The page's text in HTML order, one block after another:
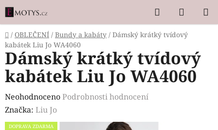
Přejít
na
obsah
Hledat
KOŠÍK
Domů
/ OBLEČENÍ / Bundy a kabáty / Dámský krátký tvídový
kabátek Liu Jo WA4060
Dámský krátký tvídový
kabátek Liu Jo WA4060
Průměrné
hodnocení
produktu
NeohodnocenoPodrobnosti hodnocení
Značka: Liu Jo
DOPRAVA ZDARMA